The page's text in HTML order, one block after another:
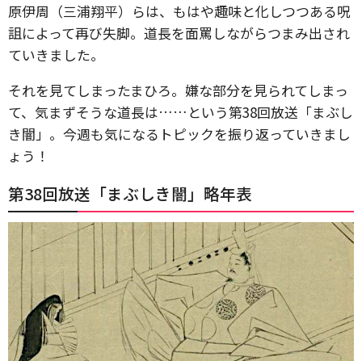
原伊周（三浦翔平）らは、もはや趣味と化しつつある呪
詛によって再び失脚。道長を面罵しながらつまみ出され
ていきました。
それを見てしまったまひろ。嫌な部分を見られてしまっ
て、気まずそうな道長は……という第38回放送「まぶし
き闇」。今週も気になるトピックを振り返っていきまし
ょう！
第38回放送「まぶしき闇」略年表